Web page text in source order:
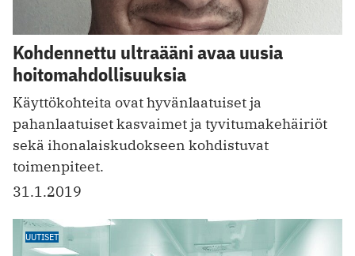
Kohdennettu ultraääni avaa uusia
hoitomahdollisuuksia
Käyttökohteita ovat hyvänlaatuiset ja
pahanlaatuiset kasvaimet ja tyvitumakehäiriöt
sekä ihonalaiskudokseen kohdistuvat
toimenpiteet.
31.1.2019
UUTISET